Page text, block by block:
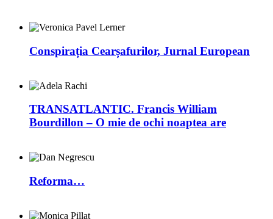
Conspirația Cearșafurilor, Jurnal European
TRANSATLANTIC. Francis William
Bourdillon – O mie de ochi noaptea are
Reforma…